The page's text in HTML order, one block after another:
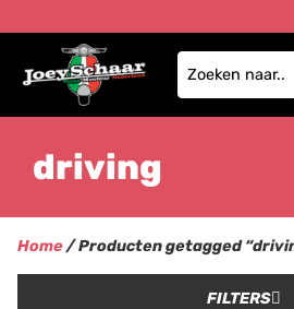
driving
Home/ Producten getagged
FILTERS